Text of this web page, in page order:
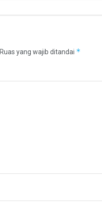
Ruas yang wajib ditandai *